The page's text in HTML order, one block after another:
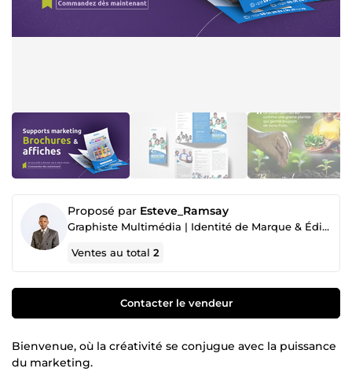
Proposé par Esteve_Ramsay
Graphiste Multimédia | Identité de Marque & Édition | Certifié RNCP Niv.5
Ventes au total2
Contacter le vendeur
Bienvenue, où la créativité se conjugue avec la puissance
du marketing.